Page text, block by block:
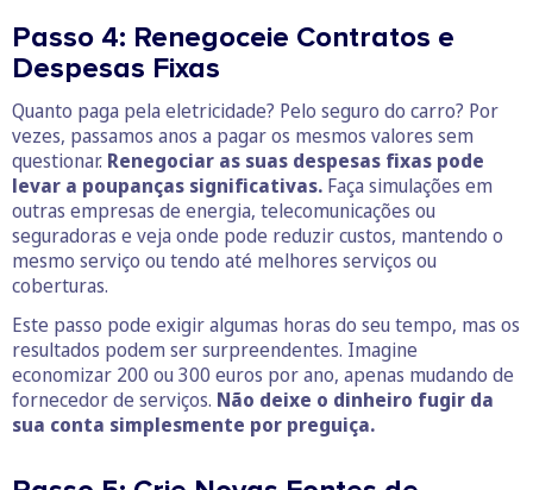
Passo 4: Renegoceie Contratos e
Despesas Fixas
Quanto paga pela eletricidade? Pelo seguro do carro? Por
vezes, passamos anos a pagar os mesmos valores sem
questionar. Renegociar as suas despesas fixas pode
levar a poupanças significativas. Faça simulações em
outras empresas de energia, telecomunicações ou
seguradoras e veja onde pode reduzir custos, mantendo o
mesmo serviço ou tendo até melhores serviços ou
coberturas.
Este passo pode exigir algumas horas do seu tempo, mas os
resultados podem ser surpreendentes. Imagine
economizar 200 ou 300 euros por ano, apenas mudando de
fornecedor de serviços. Não deixe o dinheiro fugir da
sua conta simplesmente por preguiça.